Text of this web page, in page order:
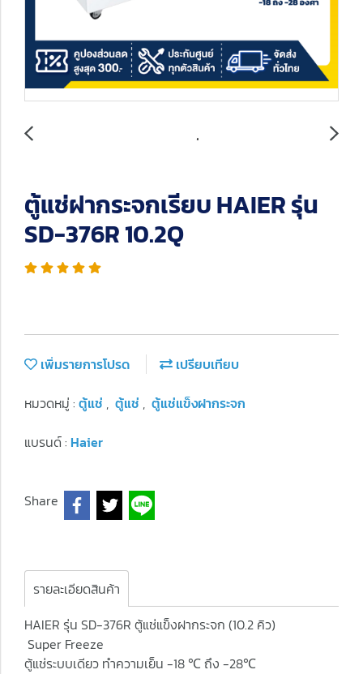
ตู้แช่ฝากระจกเรียบ HAIER รุ่น
SD-376R 10.2Q
เพิ่มรายการโปรด
เปรียบเทียบ
หมวดหมู่ : ตู้แช่ , ตู้แช่ , ตู้แช่แข็งฝากระจก
แบรนด์ : Haier
Share
รายละเอียดสินค้า
HAIER รุ่น SD-376R ตู้แช่แข็งฝากระจก (10.2 คิว)
Super Freeze
ตู้แช่ระบบเดียว ทำความเย็น -18 ℃ ถึง -28℃